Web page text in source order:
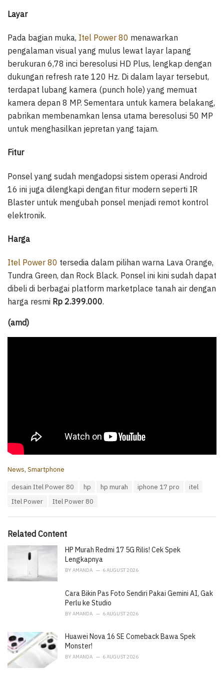
Layar
Pada bagian muka, Itel Power 80 menawarkan
pengalaman visual yang mulus lewat layar lapang
berukuran 6,78 inci beresolusi HD Plus, lengkap dengan
dukungan refresh rate 120 Hz. Di dalam layar tersebut,
terdapat lubang kamera (punch hole) yang memuat
kamera depan 8 MP. Sementara untuk kamera belakang,
pabrikan membenamkan lensa utama beresolusi 50 MP
untuk menghasilkan jepretan yang tajam.
Fitur
Ponsel yang sudah mengadopsi sistem operasi Android
16 ini juga dilengkapi dengan fitur modern seperti IR
Blaster untuk mengubah ponsel menjadi remot kontrol
elektronik.
Harga
Itel Power 80 tersedia dalam pilihan warna Lava Orange,
Tundra Green, dan Rock Black. Ponsel ini kini sudah dapat
dibeli di berbagai platform marketplace tanah air dengan
harga resmi Rp 2.399.000.
(amd)
C
i
News, Smartphone
desain Itel Power 80 hp hp murah iphone 17 pro
itel
Itel Power
Itel Power 80
Related Content
HP Murah Redmi 17 5G Rilis! Cek Spek
Lengkapnya
BY AMANDA 6 AUGUST 2026
Cara Bikin Pas Foto Sendiri Pakai Gemini AI, Gak
Perlu ke Studio
BY AMANDA 6 AUGUST 2026
Huawei Nova 16 SE Comeback Bawa Spek
Monster!
BY AMANDA 6 AUGUST 2026